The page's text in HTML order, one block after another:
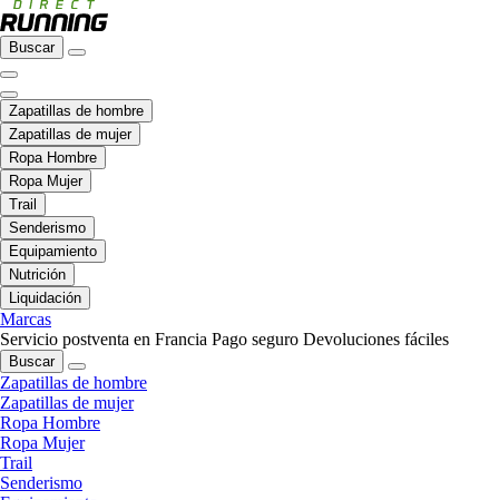
Buscar
Zapatillas de hombre
Zapatillas de mujer
Ropa Hombre
Ropa Mujer
Trail
Senderismo
Equipamiento
Nutrición
Liquidación
Marcas
Servicio postventa en Francia Pago seguro Devoluciones fáciles
Buscar
Zapatillas de hombre
Zapatillas de mujer
Ropa Hombre
Ropa Mujer
Trail
Senderismo